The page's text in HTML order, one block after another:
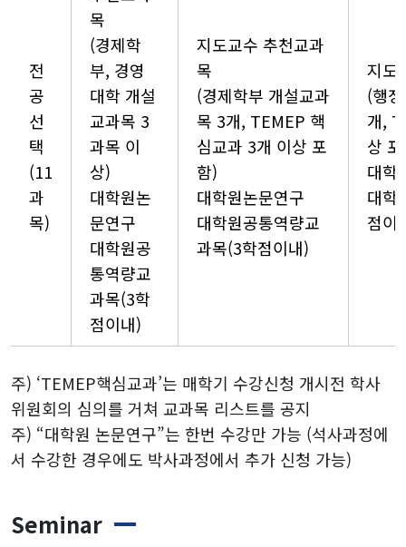
전
공
선
택
(11
과
목)
목
(경제학
부, 경영
대학 개설
교과목 3
과목 이
상)
대학원논
문연구
대학원공
통역량교
과목(3학
점이내)
지도교수 추천교과
목
(경제학부 개설교과
목 3개, TEMEP 핵
심교과 3개 이상 포
함)
대학원논문연구
대학원공통역량교
과목(3학점이내)
지도
(행
개,
상
대학
대학
점이
주) ‘TEMEP핵심교과’는 매학기 수강신청 개시전 학사
위원회의 심의를 거쳐 교과목 리스트를 공지
주) “대학원 논문연구”는 한번 수강만 가능 (석사과정에
서 수강한 경우에도 박사과정에서 추가 신청 가능)
Seminar